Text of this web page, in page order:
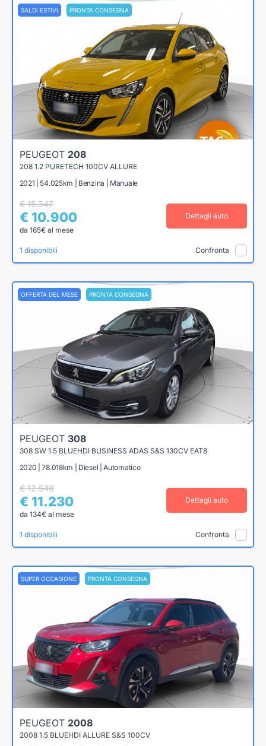
SALDI ESTIVI PRONTA CONSEGNA
PEUGEOT 208
208 1.2 PURETECH 100CV ALLURE
2021 | 54.025km | Benzina | Manuale
€ 15.347
€ 10.900
da 165€ al mese
Dettagli auto
1 disponibili Confronta
OFFERTA DEL MESE PRONTA CONSEGNA
PEUGEOT 308
308 SW 1.5 BLUEHDI BUSINESS ADAS S&S 130CV EAT8
2020 | 78.018km | Diesel | Automatico
€ 12.548
€ 11.230
da 134€ al mese
Dettagli auto
1 disponibili Confronta
SUPER OCCASIONE PRONTA CONSEGNA
PEUGEOT 2008
2008 1.5 BLUEHDI ALLURE S&S 100CV